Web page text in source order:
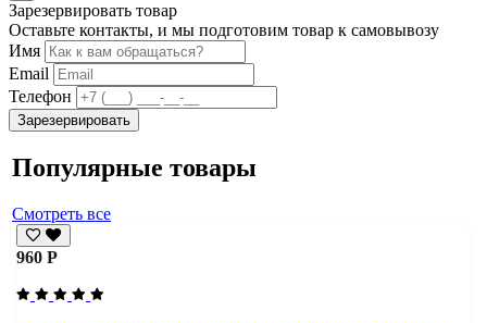
Зарезервировать товар
Оставьте контакты, и мы подготовим товар к самовывозу
Имя
Email
Телефон
Зарезервировать
Популярные товары
Смотреть все
960 Р